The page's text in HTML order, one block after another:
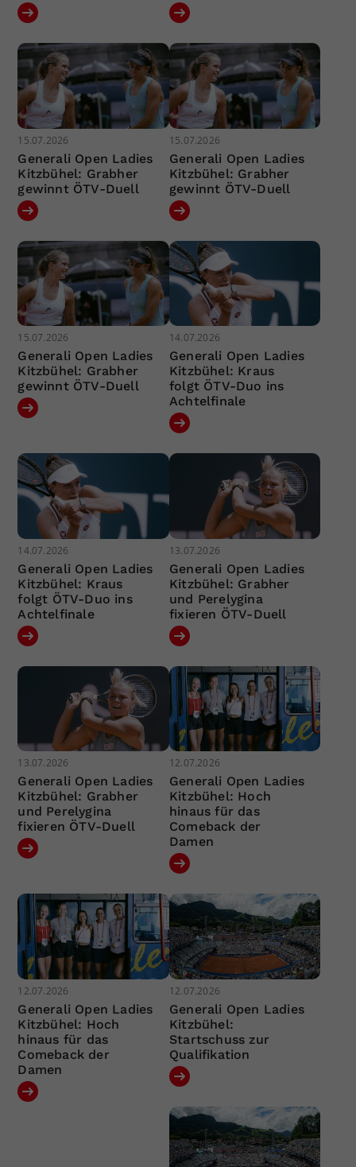
15.07.2026
Generali Open Ladies
Kitzbühel: Grabher
gewinnt ÖTV-Duell
15.07.2026
Generali Open Ladies
Kitzbühel: Grabher
gewinnt ÖTV-Duell
15.07.2026
Generali Open Ladies
Kitzbühel: Grabher
gewinnt ÖTV-Duell
14.07.2026
Generali Open Ladies
Kitzbühel: Kraus
folgt ÖTV-Duo ins
Achtelfinale
14.07.2026
Generali Open Ladies
Kitzbühel: Kraus
folgt ÖTV-Duo ins
Achtelfinale
13.07.2026
Generali Open Ladies
Kitzbühel: Grabher
und Perelygina
fixieren ÖTV-Duell
13.07.2026
Generali Open Ladies
Kitzbühel: Grabher
und Perelygina
fixieren ÖTV-Duell
12.07.2026
Generali Open Ladies
Kitzbühel: Hoch
hinaus für das
Comeback der
Damen
12.07.2026
Generali Open Ladies
Kitzbühel: Hoch
hinaus für das
Comeback der
Damen
12.07.2026
Generali Open Ladies
Kitzbühel:
Startschuss zur
Qualifikation